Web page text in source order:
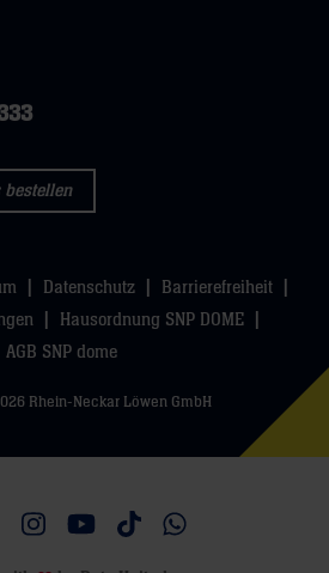
bestellen
Datenschutz
Barrierefreiheit
Hausordnung SNP DOME
AGB SNP dome
Rhein-Neckar Löwen GmbH
uns auf Facebook
uns auf Twitter
Besucht uns auf Instagram
Besucht uns auf Youtube
Besucht uns auf
Besucht uns auf